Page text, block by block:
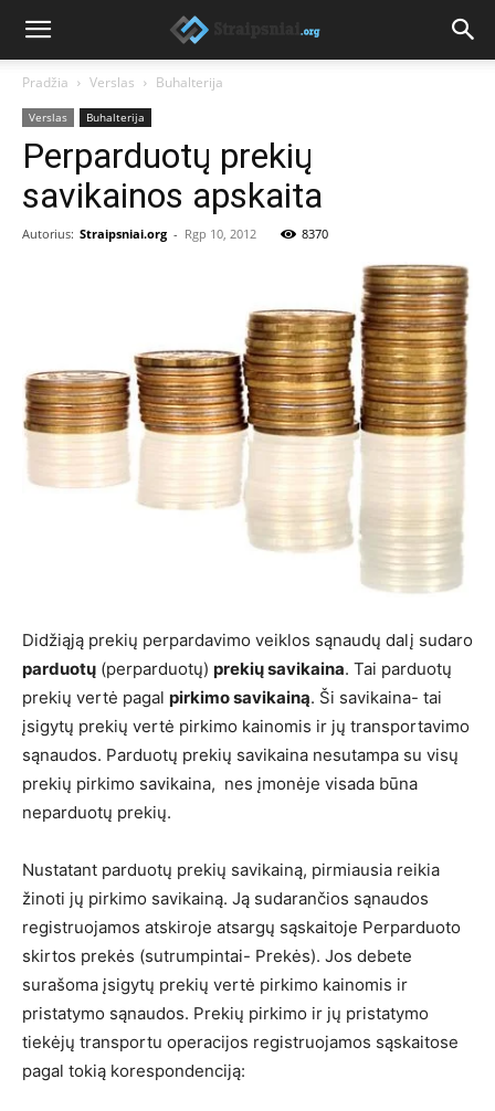
Pradžia Verslas Buhalterija
Verslas Buhalterija
Perparduotų prekių
savikainos apskaita
Autorius: Straipsniai.org - Rgp 10, 2012 8370
Didžiąją prekių perpardavimo veiklos sąnaudų dalį sudaro
parduotų (perparduotų) prekių savikaina. Tai parduotų
prekių vertė pagal pirkimo savikainą. Ši savikaina- tai
įsigytų prekių vertė pirkimo kainomis ir jų transportavimo
sąnaudos. Parduotų prekių savikaina nesutampa su visų
prekių pirkimo savikaina, nes įmonėje visada būna
neparduotų prekių.
Nustatant parduotų prekių savikainą, pirmiausia reikia
žinoti jų pirkimo savikainą. Ją sudarančios sąnaudos
registruojamos atskiroje atsargų sąskaitoje Perparduoto
skirtos prekės (sutrumpintai- Prekės). Jos debete
surašoma įsigytų prekių vertė pirkimo kainomis ir
pristatymo sąnaudos. Prekių pirkimo ir jų pristatymo
tiekėjų transportu operacijos registruojamos sąskaitose
pagal tokią korespondenciją: